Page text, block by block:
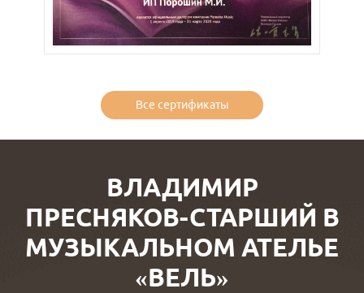
Все сертификаты
ВЛАДИМИР
ПРЕСНЯКОВ-СТАРШИЙ В
МУЗЫКАЛЬНОМ АТЕЛЬЕ
«ВЕЛЬ»